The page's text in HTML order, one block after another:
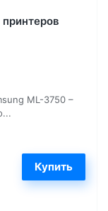
ML-3750 –